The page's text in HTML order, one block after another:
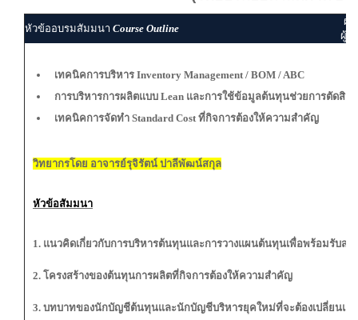
หัวข้ออบรมสัมมนา Course Outline
ผู้
ผู้ส
เทคนิคการบริหาร Inventory Management / BOM / ABC
การบริหารการผลิตแบบ Lean และการใช้ข้อมูลต้นทุนช่วยการตัดสิน
เทคนิคการจัดทำ Standard Cost ที่กิจการต้องให้ความสำคัญ
วิทยากรโดย อาจารย์รุจิรัตน์ ปาลีพัฒน์สกุล
หัวข้อสัมมนา
1. แนวคิดเกี่ยวกับการบริหารต้นทุนและการวางแผนต้นทุนเพื่อพร้อมรับส
2. โครงสร้างของต้นทุนการผลิตที่กิจการต้องให้ความสำคัญ
3. บทบาทของนักบัญชีต้นทุนและนักบัญชีบริหารยุคใหม่ที่จะต้องเปลี่ยนแป